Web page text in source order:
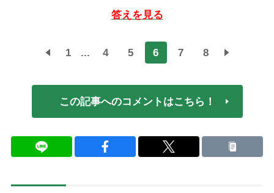
答えを見る
1 ... 4 5 6 7 8
この記事へのコメントはこちら！